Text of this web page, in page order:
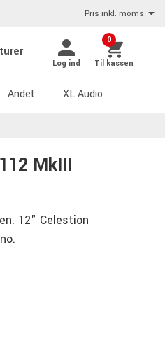
Pris inkl. moms
Log ind
0
Til kassen
Andet XL Audio
MkIII
12" Celestion